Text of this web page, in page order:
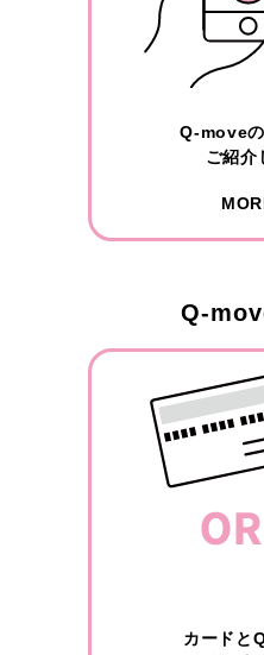
Q-move
ご紹介
Q-
カードと